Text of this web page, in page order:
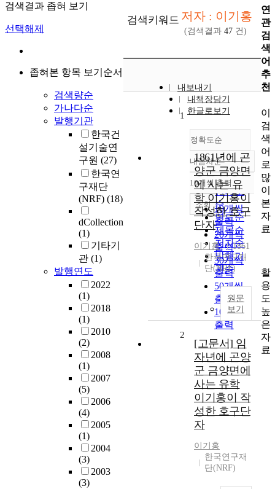
검색결과 좁혀 보기
선택해제
좁혀본 항목 보기순서
검색량순
가나다순
발행기관
한국건
설기술연
구원 (27)
한국연
구재단
(NRF) (18)
dCollection
(1)
기타기
관 (1)
발행연도
2022
(1)
2018
(1)
2010
(2)
2008
(1)
2007
(5)
2006
(4)
2005
(1)
2004
(3)
2003
(3)
검색키워드 저자 : 이기홍
(검색결과 47 건)
내보내기
내책장담기
한글로보기
정확도순
정확도
순
인기도
순
연도순
제목순
저자순
발행기
관순
내림차순
내림차순
10개씩 출력
10개씩
출력
20개씩
출력
30개씩
출력
50개씩
출력
100개씩
출력
조회
1
1861년에 곤
양군 금양면
에 사는 유
학 이기홍이
작성한 호구
단자
이기홍
1861
한국연구재
단(NRF)
원문
보기
2
[고문서] 임
자년에 곤양
군 금양면에
사는 유학
이기홍이 작
성한 호구단
자
이기홍
한국연구재
단(NRF)
연
관
검
색
어
추
천
이
검
색
어
로
많
이
본
자
료
활
용
도
높
은
자
료